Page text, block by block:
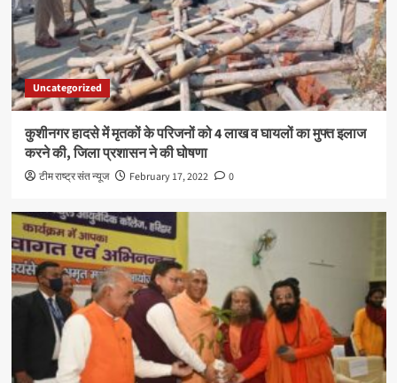
Uncategorized
कुशीनगर हादसे में मृतकों के परिजनों को 4 लाख व घायलों का मुफ्त इलाज
करने की, जिला प्रशासन ने की घोषणा
टीम राष्ट्र संत न्यूज February 17, 2022 0